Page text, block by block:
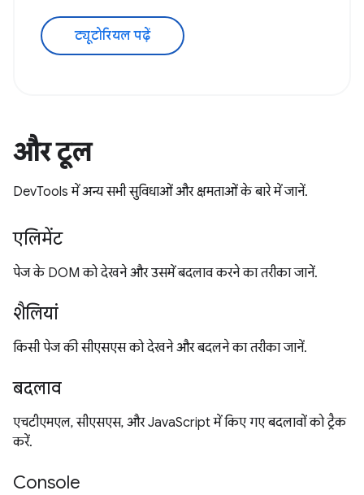
ट्यूटोरियल पढ़ें
और टूल
DevTools में अन्य सभी सुविधाओं और क्षमताओं के बारे में जानें.
एलिमेंट
पेज के DOM को देखने और उसमें बदलाव करने का तरीका जानें.
शैलियां
किसी पेज की सीएसएस को देखने और बदलने का तरीका जानें.
बदलाव
एचटीएमएल, सीएसएस, और JavaScript में किए गए बदलावों को ट्रैक
करें.
Console